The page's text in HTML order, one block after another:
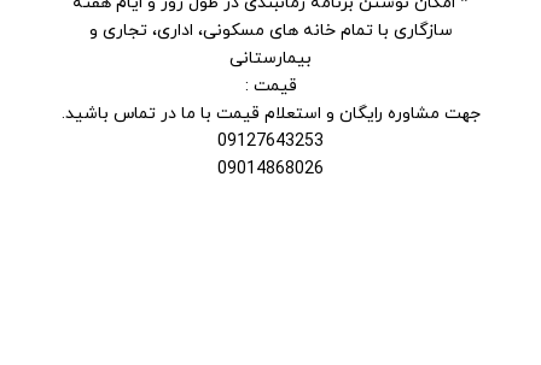
سازگاری با تمام خانه های مسکونی، اداری، تجاری و
بیمارستانی
قیمت :
جهت مشاوره رایگان و استعلام قیمت با ما در تماس باشید.
09127643253
09014868026